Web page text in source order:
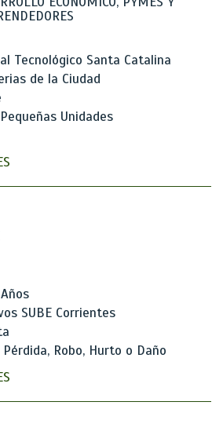
Tecnológico Santa Catalina
de la Ciudad
Unidades
SUBE Corrientes
Robo, Hurto o Daño